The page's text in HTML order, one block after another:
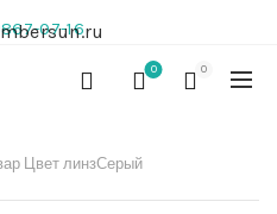
07-16
0 0
Цвет линзСерый